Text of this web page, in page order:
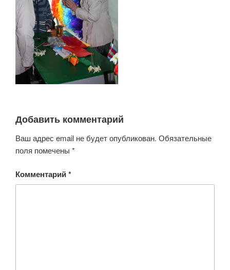
Добавить комментарий
Ваш адрес email не будет опубликован. Обязательные
поля помечены *
Комментарий*